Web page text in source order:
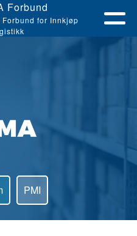
Forbund
Forbund for Innkjøp
PMI